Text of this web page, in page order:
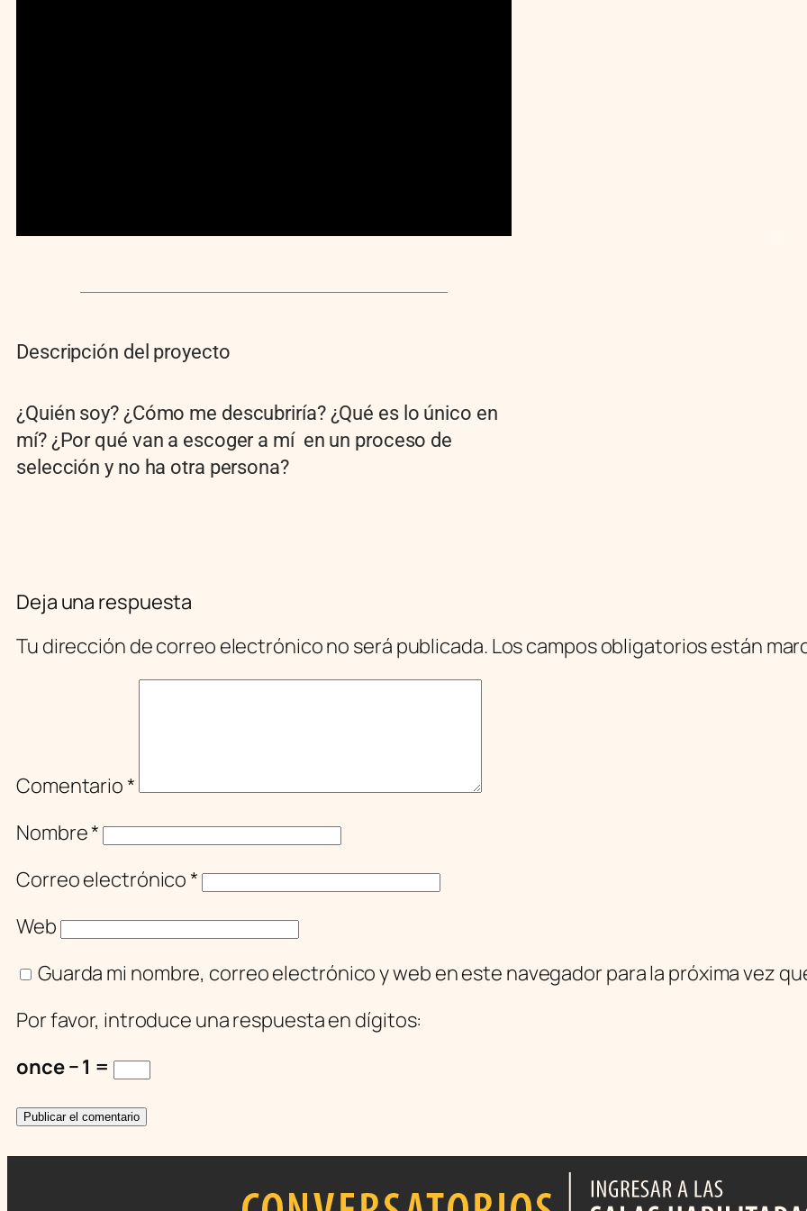
Descripción del proyecto
¿Quién soy? ¿Cómo me descubriría? ¿Qué es lo único en
mí? ¿Por qué van a escoger a mí en un proceso de
selección y no ha otra persona?
Deja una respuesta
Tu dirección de correo electrónico no será publicada. Los campos obligatorios están
Comentario*
Nombre*
Correo electrónico*
Web
Guarda mi nombre, correo electrónico y web en este navegador para la próxima vez
Por favor, introduce una respuesta en dígitos:
once − 1 =